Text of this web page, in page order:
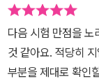
다음 시험 만점을 노
것 같아요. 적당히
부분을 제대로 확인